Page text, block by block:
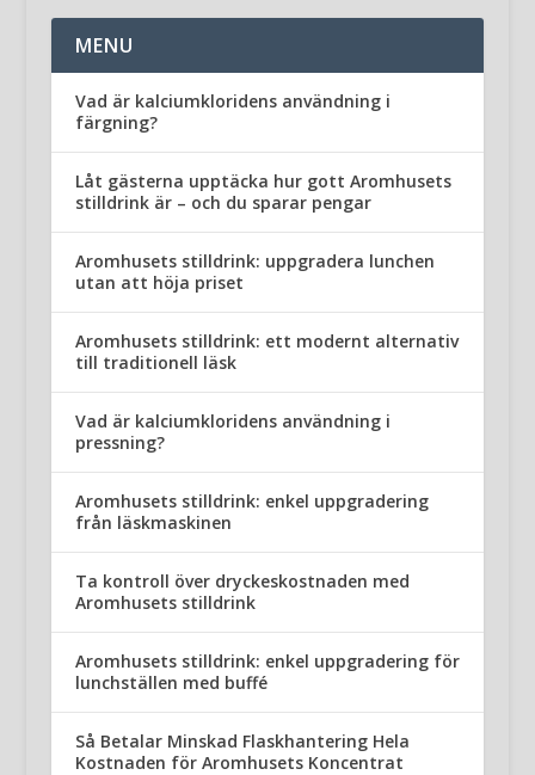
MENU
Vad är kalciumkloridens användning i
färgning?
Låt gästerna upptäcka hur gott Aromhusets
stilldrink är – och du sparar pengar
Aromhusets stilldrink: uppgradera lunchen
utan att höja priset
Aromhusets stilldrink: ett modernt alternativ
till traditionell läsk
Vad är kalciumkloridens användning i
pressning?
Aromhusets stilldrink: enkel uppgradering
från läskmaskinen
Ta kontroll över dryckeskostnaden med
Aromhusets stilldrink
Aromhusets stilldrink: enkel uppgradering för
lunchställen med buffé
Så Betalar Minskad Flaskhantering Hela
Kostnaden för Aromhusets Koncentrat